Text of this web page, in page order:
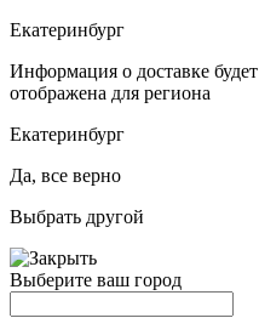
Екатеринбург
Информация о доставке будет
отображена для региона
Екатеринбург
Да, все верно
Выбрать другой
Выберите ваш город